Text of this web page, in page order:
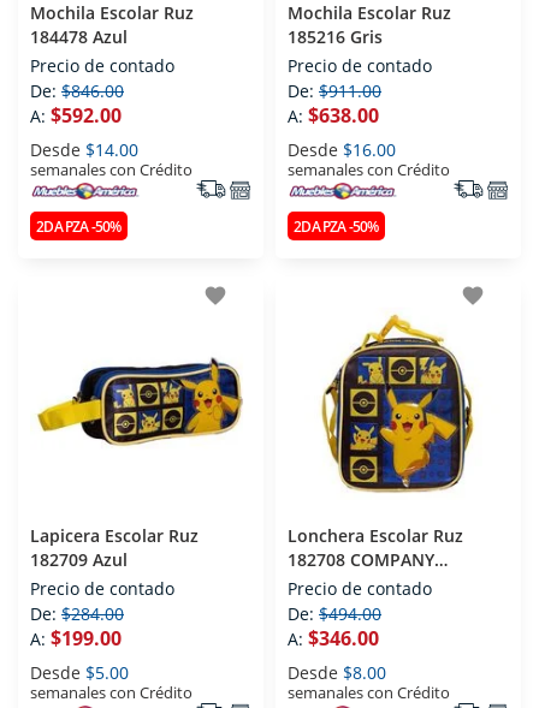
Mochila Escolar Ruz
184478 Azul
Precio de contado
De: $846.00
A: $592.00
Desde $14.00
semanales con Crédito
2DA PZA -50%
Mochila Escolar Ruz
185216 Gris
Precio de contado
De: $911.00
A: $638.00
Desde $16.00
semanales con Crédito
2DA PZA -50%
favorite
Lapicera Escolar Ruz
182709 Azul
Precio de contado
De: $284.00
A: $199.00
Desde $5.00
semanales con Crédito
favorite
Lonchera Escolar Ruz
182708 COMPANY
POKEMON Azul
Precio de contado
De: $494.00
A: $346.00
Desde $8.00
semanales con Crédito